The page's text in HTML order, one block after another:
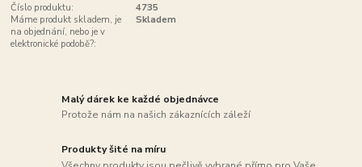
Číslo produktu:
4735
Máme produkt skladem, je
na objednání, nebo je v
elektronické podobě?:
Skladem
Malý dárek ke každé objednávce
Protože nám na našich zákaznících záleží
Produkty šité na míru